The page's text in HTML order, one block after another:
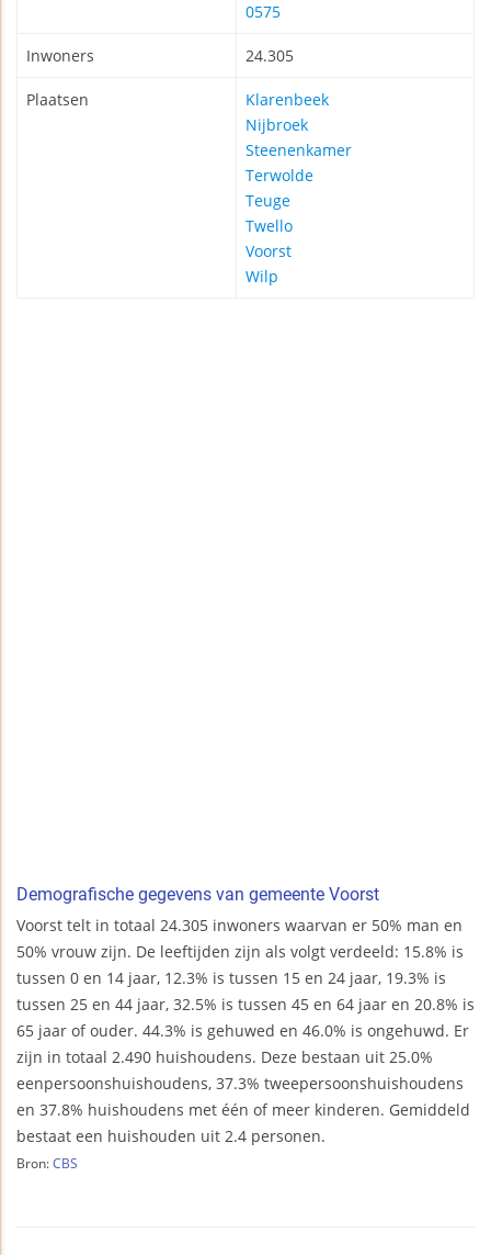
0575
Inwoners 24.305
Plaatsen
Klarenbeek
Nijbroek
Steenenkamer
Terwolde
Teuge
Twello
Voorst
Wilp
Demografische gegevens van gemeente Voorst
Voorst telt in totaal 24.305 inwoners waarvan er 50% man en
50% vrouw zijn. De leeftijden zijn als volgt verdeeld: 15.8% is
tussen 0 en 14 jaar, 12.3% is tussen 15 en 24 jaar, 19.3% is
tussen 25 en 44 jaar, 32.5% is tussen 45 en 64 jaar en 20.8% is
65 jaar of ouder. 44.3% is gehuwed en 46.0% is ongehuwd. Er
zijn in totaal 2.490 huishoudens. Deze bestaan uit 25.0%
eenpersoonshuishoudens, 37.3% tweepersoonshuishoudens
en 37.8% huishoudens met één of meer kinderen. Gemiddeld
bestaat een huishouden uit 2.4 personen.
Bron: CBS